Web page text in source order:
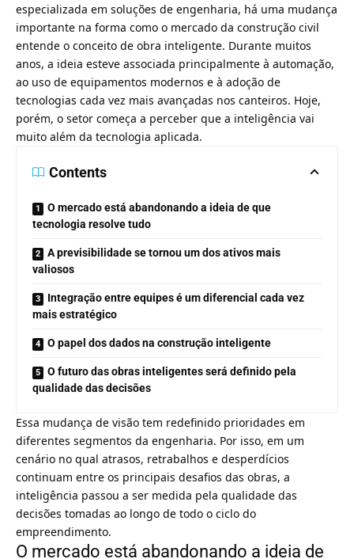
especializada em soluções de engenharia, há uma mudança
importante na forma como o mercado da construção civil
entende o conceito de obra inteligente. Durante muitos
anos, a ideia esteve associada principalmente à automação,
ao uso de equipamentos modernos e à adoção de
tecnologias cada vez mais avançadas nos canteiros. Hoje,
porém, o setor começa a perceber que a inteligência vai
muito além da tecnologia aplicada.
Contents
O mercado está abandonando a ideia de que
tecnologia resolve tudo
A previsibilidade se tornou um dos ativos mais
valiosos
Integração entre equipes é um diferencial cada vez
mais estratégico
O papel dos dados na construção inteligente
O futuro das obras inteligentes será definido pela
qualidade das decisões
Essa mudança de visão tem redefinido prioridades em
diferentes segmentos da engenharia. Por isso, em um
cenário no qual atrasos, retrabalhos e desperdícios
continuam entre os principais desafios das obras, a
inteligência passou a ser medida pela qualidade das
decisões tomadas ao longo de todo o ciclo do
empreendimento.
O mercado está abandonando a ideia de